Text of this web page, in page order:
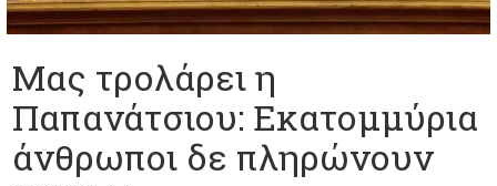
Μας τρολάρει η
Παπανάτσιου: Eκατομμύρια
άνθρωποι δε πληρώνουν